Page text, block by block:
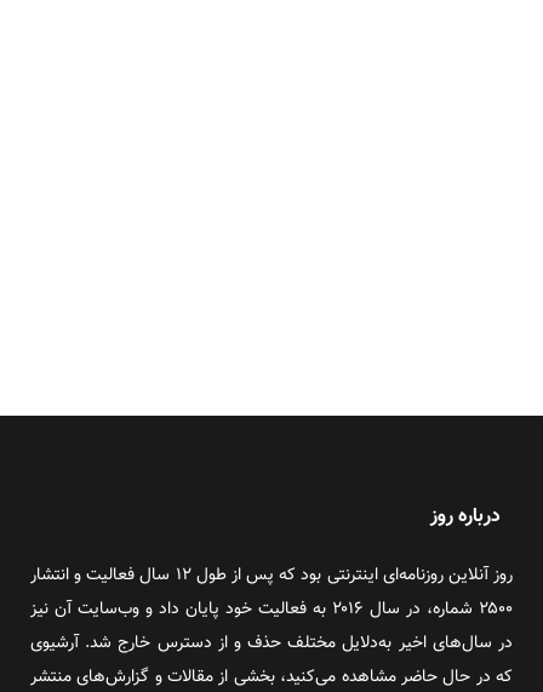
درباره روز
روز آنلاین روزنامه‌ای اینترنتی بود که پس از طول ۱۲ سال فعالیت و انتشار
۲۵۰۰ شماره، در سال ۲۰۱۶ به فعالیت خود پایان داد و وب‌سایت آن نیز
در سال‌های اخیر به‌دلایل مختلف حذف و از دسترس خارج شد. آرشیوی
که در حال حاضر مشاهده می‌کنید، بخشی از مقالات و گزارش‌های منتشر